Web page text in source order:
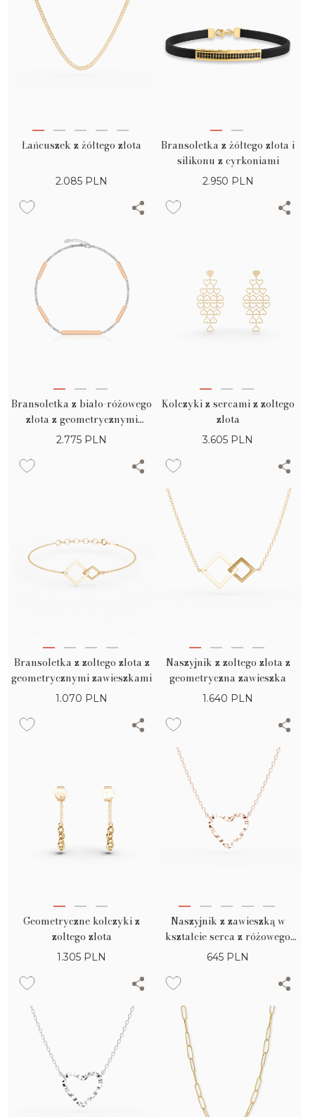
Łańcuszek z żółtego złota
2.085 PLN
Bransoletka z żółtego złota i
silikonu z cyrkoniami
2.950 PLN
Bransoletka z biało-różowego
złota z geometrycznymi
wstawkami
2.775 PLN
Kolczyki z sercami z zoltego
zlota
3.605 PLN
Bransoletka z zoltego zlota z
geometrycznymi zawieszkami
1.070 PLN
Naszyjnik z zoltego zlota z
geometryczna zawieszka
1.640 PLN
Geometryczne kolczyki z
zoltego zlota
1.305 PLN
Naszyjnik z zawieszką w
kształcie serca z różowego
złota
645 PLN